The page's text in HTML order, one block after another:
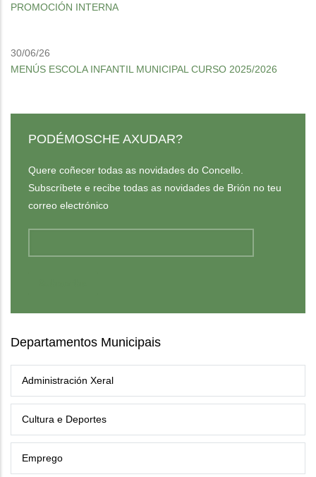
PROMOCIÓN INTERNA
30/06/26
MENÚS ESCOLA INFANTIL MUNICIPAL CURSO 2025/2026
PODÉMOSCHE AXUDAR?
Quere coñecer todas as novidades do Concello.
Subscríbete e recibe todas as novidades de Brión no teu
correo electrónico
Departamentos Municipais
Administración Xeral
Cultura e Deportes
Emprego